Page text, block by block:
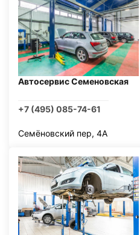
Автосервис Семеновская
+7 (495) 085-74-61
Семёновский пер, 4А